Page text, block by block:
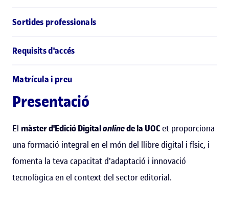
Sortides professionals
Requisits d'accés
Matrícula i preu
Presentació
El màster d'Edició Digitalonlinede la UOCet proporciona
una formació integral en el món del llibre digital i físic, i
fomenta la teva capacitat d'adaptació i innovació
tecnològica en el context del sector editorial.